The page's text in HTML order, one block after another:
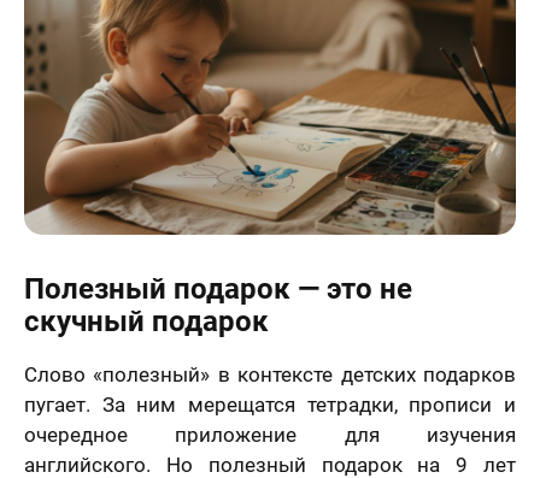
Полезный подарок — это не
скучный подарок
Слово «полезный» в контексте детских подарков
пугает. За ним мерещатся тетрадки, прописи и
очередное приложение для изучения
английского. Но полезный подарок на 9 лет